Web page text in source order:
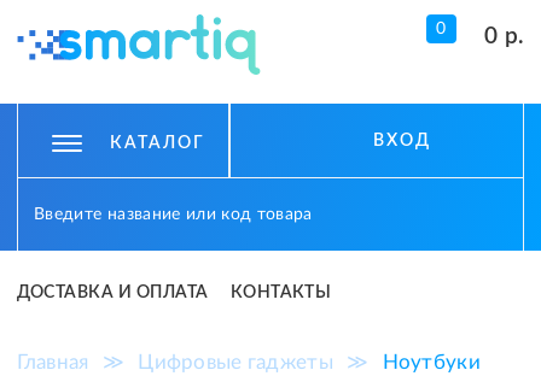
0 0 р.
КАТАЛОГ ВХОД
ДОСТАВКА И ОПЛАТА КОНТАКТЫ
Главная ≫ Цифровые гаджеты ≫ Ноутбуки